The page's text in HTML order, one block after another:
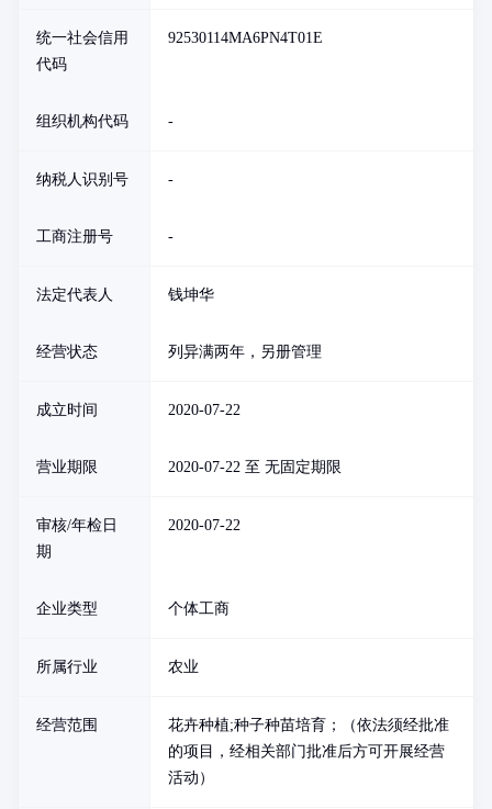
统一社会信用
代码
92530114MA6PN4T01E
组织机构代码 -
纳税人识别号 -
工商注册号 -
法定代表人 钱坤华
经营状态 列异满两年，另册管理
成立时间 2020-07-22
营业期限 2020-07-22 至 无固定期限
审核/年检日
期
2020-07-22
企业类型 个体工商
所属行业 农业
经营范围
花卉种植;种子种苗培育；（依法须经批准
的项目，经相关部门批准后方可开展经营
活动）